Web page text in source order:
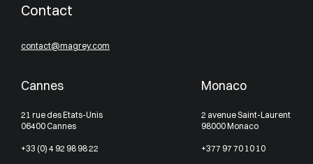
Contact
contact@magrey.com
Cannes
21 rue des Etats-Unis
06400 Cannes
+33 (0) 4 92 98 98 22
Monaco
2 avenue Saint-Laurent
98000 Monaco
+377 97 70 10 10